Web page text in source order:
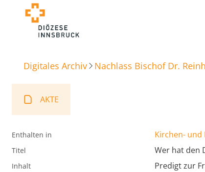
Digitales Archiv Nachlass Bischof Dr.
AKTE
Enthalten in Kirchen-
Titel Wer hat den
Inhalt Predigt zur